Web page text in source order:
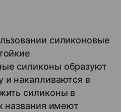
силиконовые
силиконы образуют
и накапливаются в
силиконы в
названия имеют